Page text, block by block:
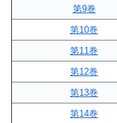
第9巻
第10巻
第11巻
第12巻
第13巻
第14巻